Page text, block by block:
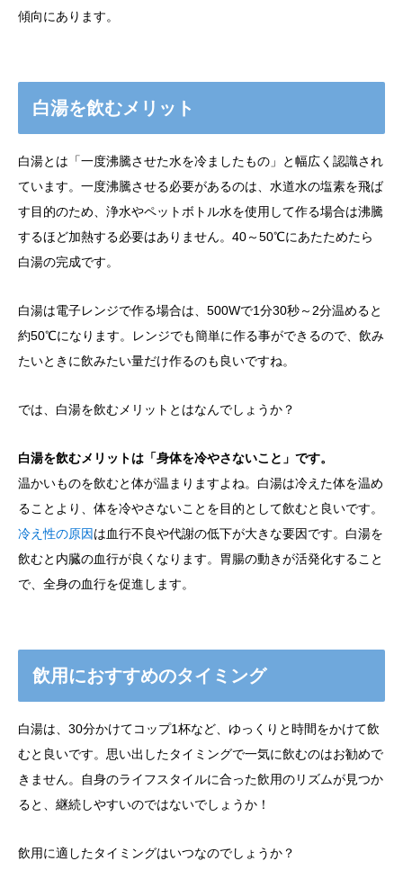
傾向にあります。
白湯を飲むメリット
白湯とは「一度沸騰させた水を冷ましたもの」と幅広く認識され
ています。一度沸騰させる必要があるのは、水道水の塩素を飛ば
す目的のため、浄水やペットボトル水を使用して作る場合は沸騰
するほど加熱する必要はありません。40～50℃にあたためたら
白湯の完成です。
白湯は電子レンジで作る場合は、500Wで1分30秒～2分温めると
約50℃になります。レンジでも簡単に作る事ができるので、飲み
たいときに飲みたい量だけ作るのも良いですね。
では、白湯を飲むメリットとはなんでしょうか？
白湯を飲むメリットは「身体を冷やさないこと」です。
温かいものを飲むと体が温まりますよね。白湯は冷えた体を温め
ることより、体を冷やさないことを目的として飲むと良いです。
冷え性の原因は血行不良や代謝の低下が大きな要因です。白湯を
飲むと内臓の血行が良くなります。胃腸の動きが活発化すること
で、全身の血行を促進します。
飲用におすすめのタイミング
白湯は、30分かけてコップ1杯など、ゆっくりと時間をかけて飲
むと良いです。思い出したタイミングで一気に飲むのはお勧めで
きません。自身のライフスタイルに合った飲用のリズムが見つか
ると、継続しやすいのではないでしょうか！
飲用に適したタイミングはいつなのでしょうか？